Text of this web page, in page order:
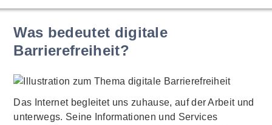
Was bedeutet digitale
Barrierefreiheit?
Das Internet begleitet uns zuhause, auf der Arbeit und
unterwegs. Seine Informationen und Services